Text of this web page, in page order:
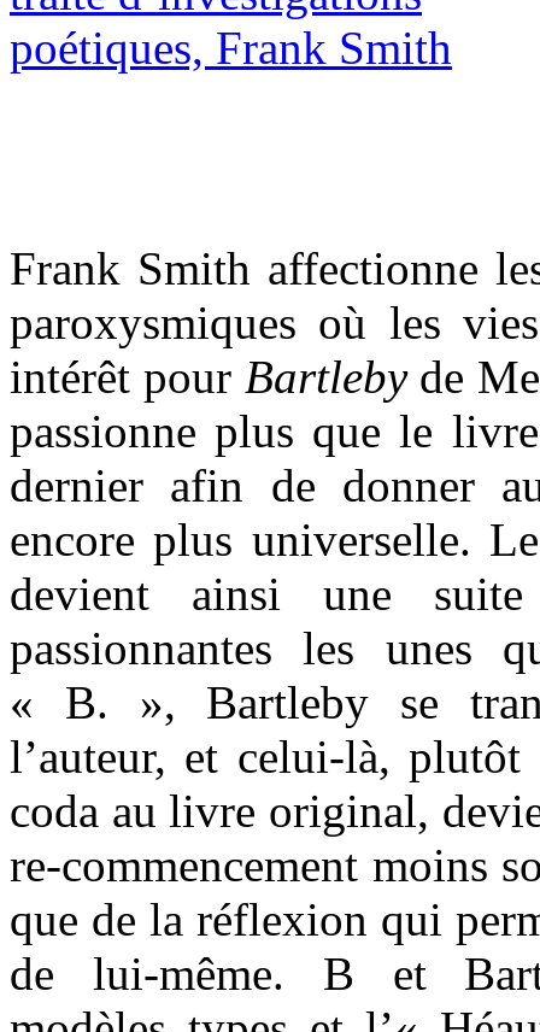
Frank Smith affectionne
paroxysmiques où les
intérêt pour Bartlebyde
passionne plus que le
dernier afin de donner
encore plus universelle.
devient ainsi une
passionnantes les unes
« B. », Bartleby se
l’auteur, et celui-là, plutôt
coda au livre original,
re-commencement moins
que de la réflexion qui
de lui-même. B et